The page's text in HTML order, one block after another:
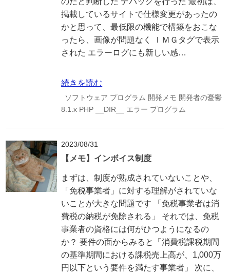
掲載しているサイトで仕様変更があったの
かと思って、最低限の機能で構築をおこな
ったら、画像が問題なく ＩＭＧタグで表示
された エラーログにも新しい感…
続きを読む
ソフトウェア プログラム 開発メモ 開発者の憂鬱
8.1.x PHP __DIR__ エラー プログラム
2023/08/31
【メモ】インボイス制度
まずは、制度が熟成されていないことや、
「免税事業者」に対する理解がされていな
いことが大きな問題です 「免税事業者は消
費税の納税が免除される」 それでは、免税
事業者の資格には何がひつようになるの
か？ 要件の面からみると「消費税課税期間
の基準期間における課税売上高が、1,000万
円以下という要件を満たす事業者」 次に、